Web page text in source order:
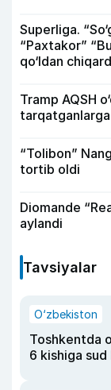
Superliga.
“Paxtakor”
qo‘ldan
Tramp AQSH
“Tolibon”
tortib oldi
Diomande
aylandi
Tavsiyalar
O‘zbekiston
Toshkentda
6 kishiga sud